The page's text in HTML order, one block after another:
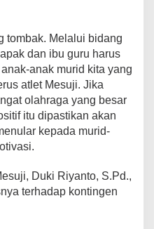
tombak. Melalui bidang
dan ibu guru harus
anak murid kita yang
atlet Mesuji. Jika
olahraga yang besar
itu dipastikan akan
kepada murid-
Duki Riyanto, S.Pd.,
terhadap kontingen